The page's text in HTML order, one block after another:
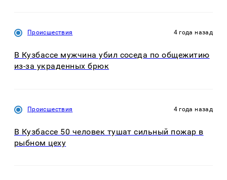
Происшествия 4 года назад
В Кузбассе мужчина убил соседа по общежитию
из-за украденных брюк
Происшествия 4 года назад
В Кузбассе 50 человек тушат сильный пожар в
рыбном цеху